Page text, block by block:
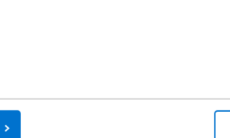
je bij ons een private leasecontract
product
tegen hoge financiële lasten